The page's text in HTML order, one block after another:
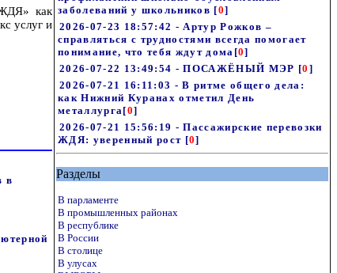
как
услуг и
в
заболеваний у школьников [0]
2026-07-23 18:57:42 - Артур Рожков –
справляться с трудностями всегда помогает
понимание, что тебя ждут дома [0]
2026-07-22 13:49:54 - ПОСАЖЁНЫЙ МЭР [0 ]
2026-07-21 16:11:03 - В ритме общего дела:
как Нижний Куранах отметил День
металлурга[0]
2026-07-21 15:56:19 - Пассажирские перевозки
ЖДЯ: уверенный рост [0]
Разделы
В парламенте
В промышленных районах
В республике
В России
В столице
В улусах